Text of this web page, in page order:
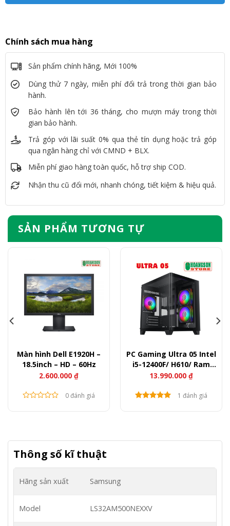
Chính sách mua hàng
Sản phẩm chính hãng, Mới 100%
Dùng thử 7 ngày, miễn phí đổi trả trong thời gian bảo
hành.
Bảo hành lên tới 36 tháng, cho mượn máy trong thời
gian bảo hành.
Trả góp với lãi suất 0% qua thẻ tín dụng hoặc trả góp
qua ngân hàng chỉ với CMND + BLX.
Miễn phí giao hàng toàn quốc, hỗ trợ ship COD.
Nhận thu cũ đổi mới, nhanh chóng, tiết kiệm & hiệu quả.
SẢN PHẨM TƯƠNG TỰ
Màn hình Dell E1920H –
18.5inch – HD – 60Hz
2.600.000 ₫
0 đánh giá
PC Gaming Ultra 05 Intel
i5-12400F/ H610/ Ram
16GB/ SSD 256GB/ RX
13.990.000 ₫
1 đánh giá
Thông số kĩ thuật
Hãng sản xuất Samsung
Model LS32AM500NEXXV